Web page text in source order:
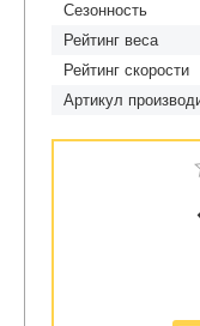
Сезонность
Рейтинг веса
Рейтинг скорости
Артикул